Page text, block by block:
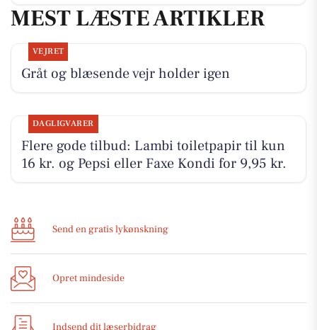
MEST LÆSTE ARTIKLER
VEJRET
Gråt og blæsende vejr holder igen
DAGLIGVARER
Flere gode tilbud: Lambi toiletpapir til kun
16 kr. og Pepsi eller Faxe Kondi for 9,95 kr.
Send en gratis lykønskning
Opret mindeside
Indsend dit læserbidrag